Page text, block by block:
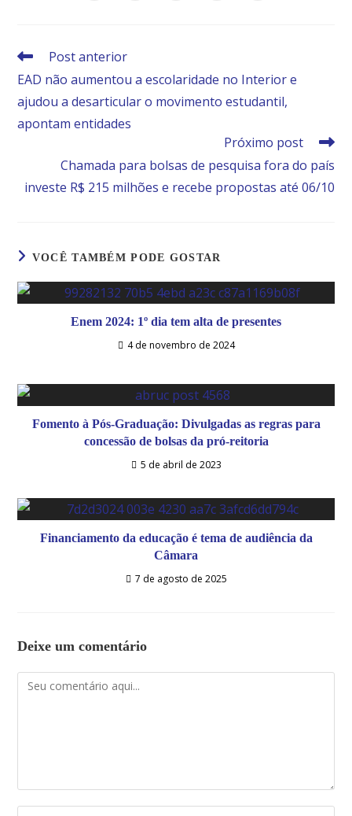
Post anterior
EAD não aumentou a escolaridade no Interior e
ajudou a desarticular o movimento estudantil,
apontam entidades
Próximo post
Chamada para bolsas de pesquisa fora do país
investe R$ 215 milhões e recebe propostas até 06/10
VOCÊ TAMBÉM PODE GOSTAR
Enem 2024: 1º dia tem alta de presentes
4 de novembro de 2024
Fomento à Pós-Graduação: Divulgadas as regras para
concessão de bolsas da pró-reitoria
5 de abril de 2023
Financiamento da educação é tema de audiência da
Câmara
7 de agosto de 2025
Deixe um comentário